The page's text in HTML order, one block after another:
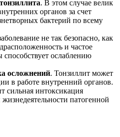
. В этом случае велик
органов за счет
бактерий по всему
не так безопасно, как
и частое
ослаблению
осложнений. Тонзиллит может
в работе внутренний органов.
сильная интоксикация
патогенной